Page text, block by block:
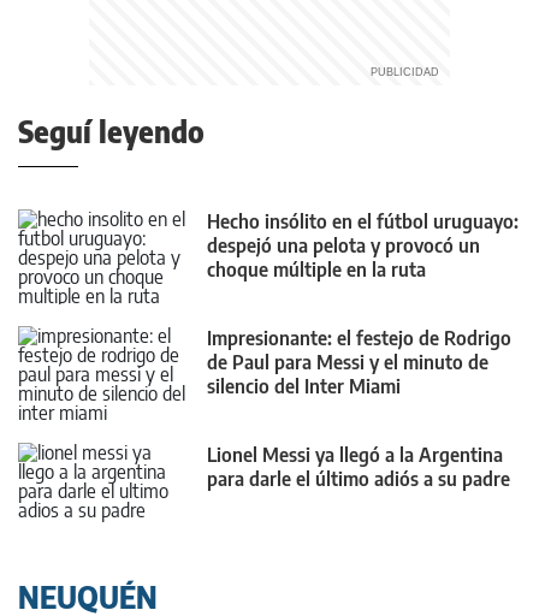
Seguí leyendo
Hecho insólito en el fútbol uruguayo:
despejó una pelota y provocó un
choque múltiple en la ruta
Impresionante: el festejo de Rodrigo
de Paul para Messi y el minuto de
silencio del Inter Miami
Lionel Messi ya llegó a la Argentina
para darle el último adiós a su padre
NEUQUÉN